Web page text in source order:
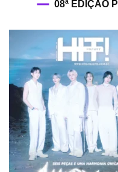
08ª EDIÇÃO